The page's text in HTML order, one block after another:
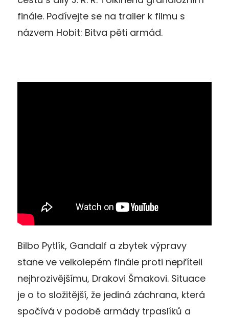
finále. Podívejte se na trailer k filmu s
názvem Hobit: Bitva pěti armád.
Bilbo Pytlík, Gandalf a zbytek výpravy
stane ve velkolepém finále proti nepříteli
nejhrozivějšímu, Drakovi Šmakovi. Situace
je o to složitější, že jediná záchrana, která
spočívá v podobě armády trpaslíků a